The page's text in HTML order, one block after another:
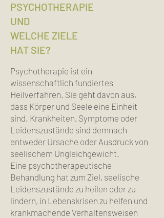
PSYCHOTHERAPIE
UND
WELCHE ZIELE
HAT SIE?
Psychotherapie ist ein
wissenschaftlich fundiertes
Heilverfahren. Sie geht davon aus,
dass Körper und Seele eine Einheit
sind. Krankheiten, Symptome oder
Leidenszustände sind demnach
entweder Ursache oder Ausdruck von
seelischem Ungleichgewicht.
Eine psychotherapeutische
Behandlung hat zum Ziel, seelische
Leidenszustände zu heilen oder zu
lindern, in Lebenskrisen zu helfen und
krankmachende Verhaltensweisen